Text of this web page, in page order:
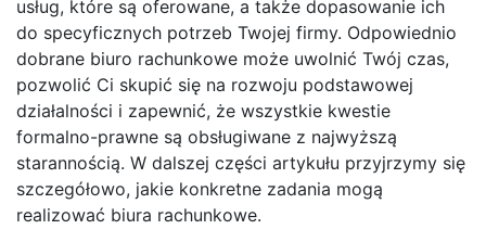
usług, które są oferowane, a także dopasowanie ich
do specyficznych potrzeb Twojej firmy. Odpowiednio
dobrane biuro rachunkowe może uwolnić Twój czas,
pozwolić Ci skupić się na rozwoju podstawowej
działalności i zapewnić, że wszystkie kwestie
formalno-prawne są obsługiwane z najwyższą
starannością. W dalszej części artykułu przyjrzymy się
szczegółowo, jakie konkretne zadania mogą
realizować biura rachunkowe.